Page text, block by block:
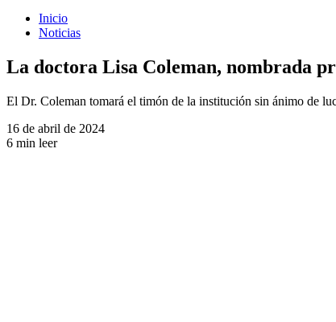
Inicio
Noticias
La doctora Lisa Coleman, nombrada
El Dr. Coleman tomará el timón de la institución sin ánimo de
16 de abril de 2024
6 min leer